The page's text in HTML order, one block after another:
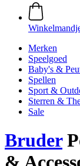
Merken
Speelgoed
Baby's &
Spellen
Sport &
Sterren &
Sale
Bruder